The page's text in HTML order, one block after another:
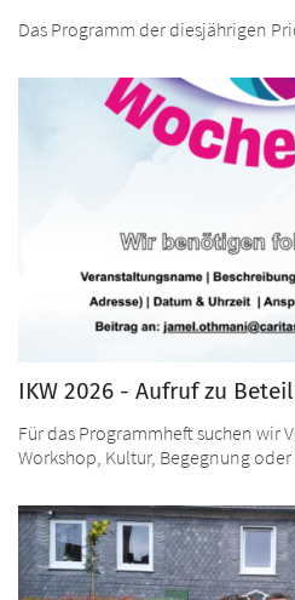
Das Programm der diesjährigen
IKW 2026 - Aufruf zu
Für das Programmheft suchen wir
Workshop, Kultur, Begegnung